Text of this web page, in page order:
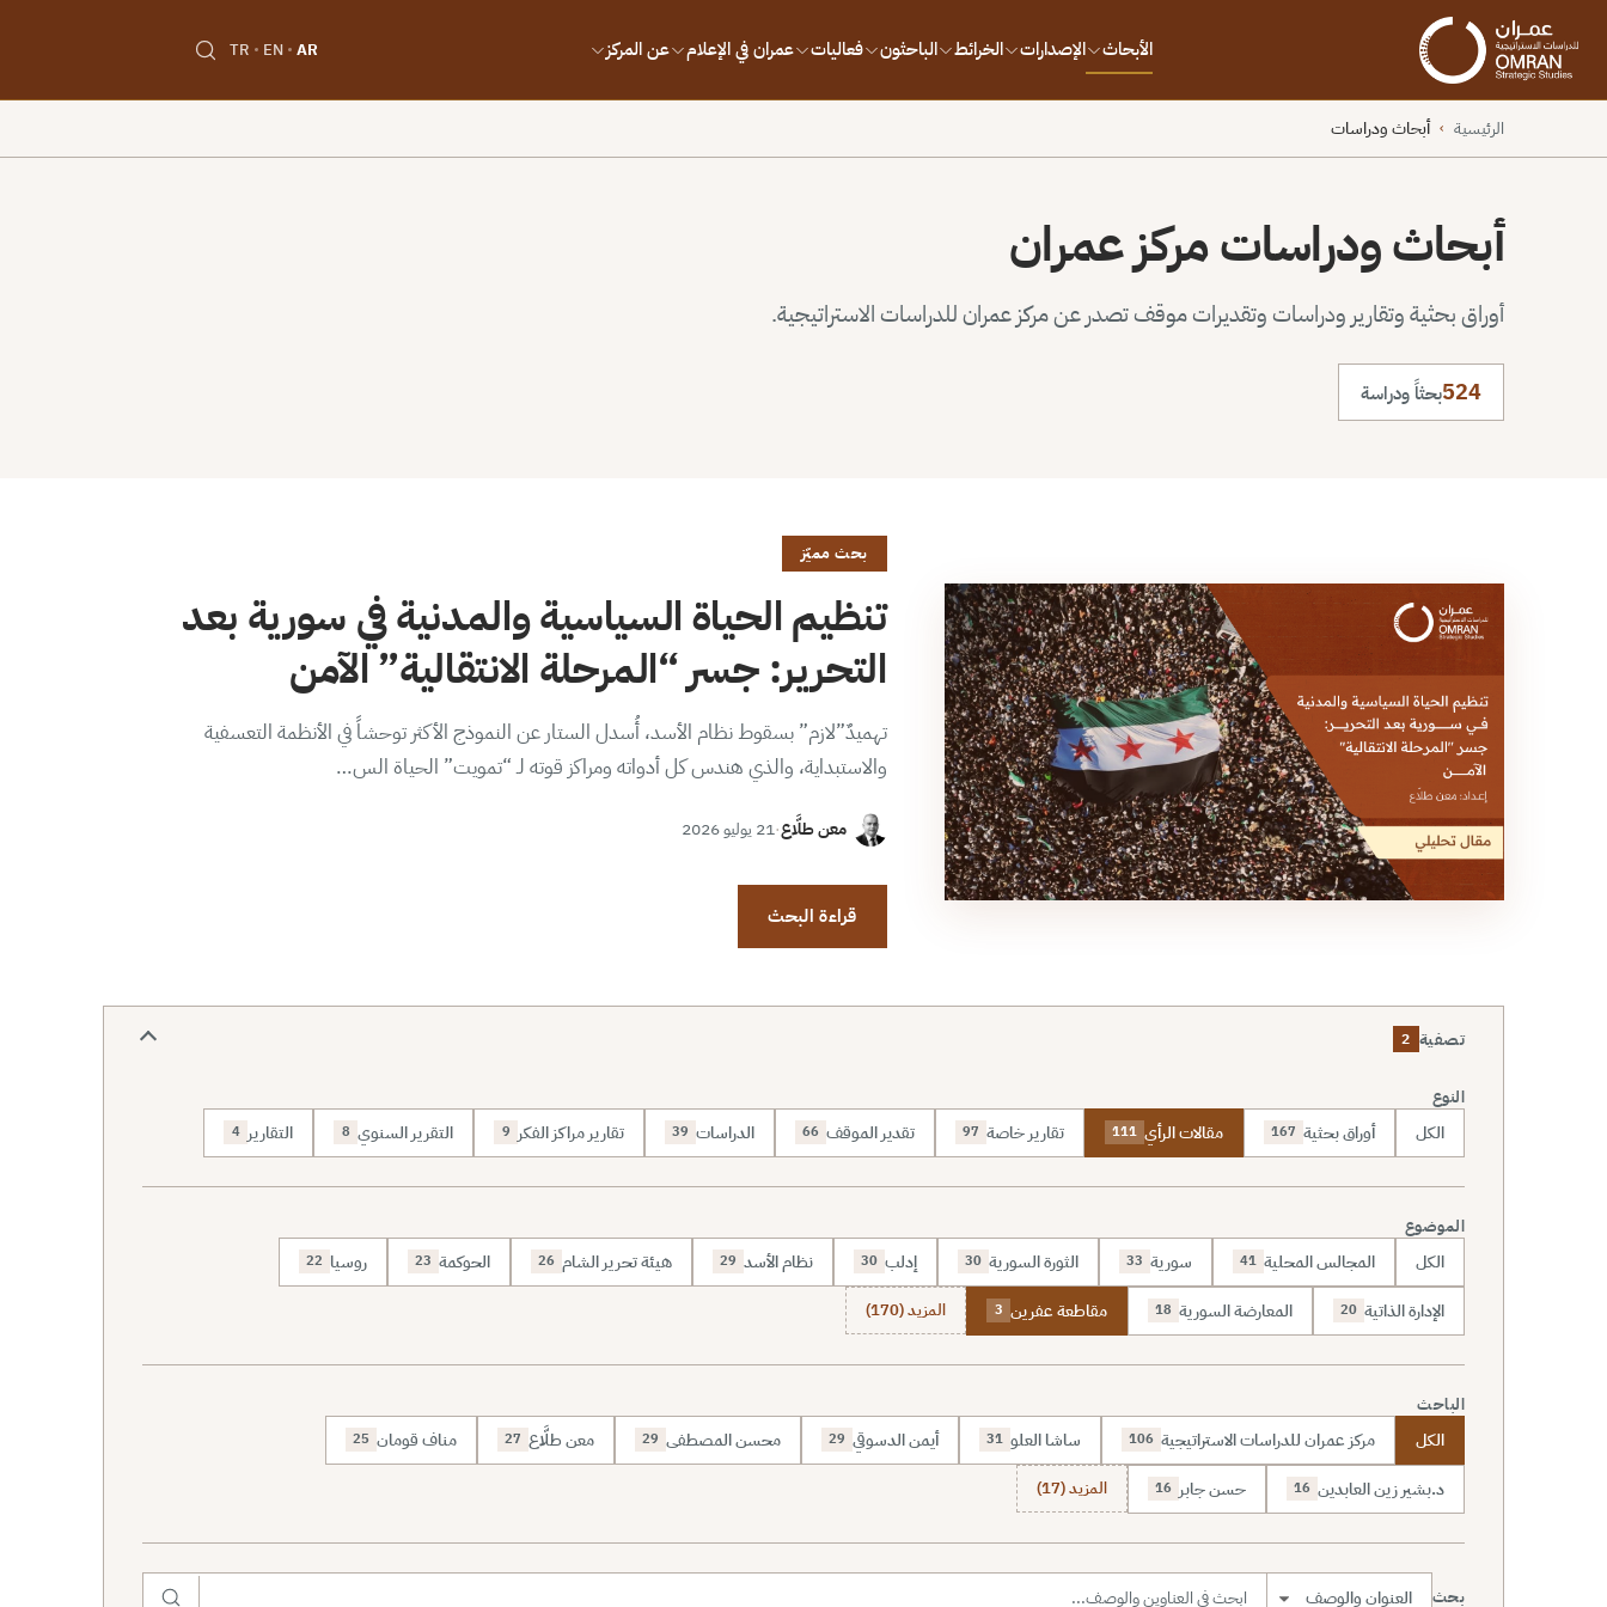
الأبحاث الإصدارات الخرائط الباحثون فعاليات عمران في الإعلام عن المركز AR
EN
TR
الرئيسية › أبحاث ودراسات
أبحاث ودراسات مركز عمران
أوراق بحثية وتقارير ودراسات وتقديرات موقف تصدر عن مركز عمران للدراسات الاستراتيجية.
524بحثاً ودراسة
بحث مميّز
تنظيم الحياة السياسية والمدنية في سورية بعد
التحرير: جسر “المرحلة الانتقالية” الآمن
تهميدٌ”لازم” بسقوط نظام الأسد، أُسدل الستار عن النموذج الأكثر توحشاً في الأنظمة التعسفية
والاستبداية، والذي هندس كل أدواته ومراكز قوته لـ “تمويت” الحياة الس…
معن طلَّاع·21 يوليو 2026
قراءة البحث
تصفية 2
النوع
الكل أوراق بحثية 167 مقالات الرأي 111 تقارير خاصة 97 تقدير الموقف 66 الدراسات 39 تقارير مراكز الفكر 9 التقرير السنوي 8 التقارير 4
الموضوع
الكل المجالس المحلية 41 سورية 33 الثورة السورية 30 إدلب 30 نظام الأسد 29 هيئة تحرير الشام 26 الحوكمة 23 روسيا 22
الإدارة الذاتية 20 المعارضة السورية 18 مقاطعة عفرين 3 المزيد (170)
الباحث
الكل مركز عمران للدراسات الاستراتيجية 106 ساشا العلو 31 أيمن الدسوقي 29 محسن المصطفى 29 معن طلَّاع 27 مناف قومان 25
د.بشير زين العابدين 16 حسن جابر 16 المزيد (17)
بحث